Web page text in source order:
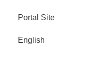
Portal Site
English